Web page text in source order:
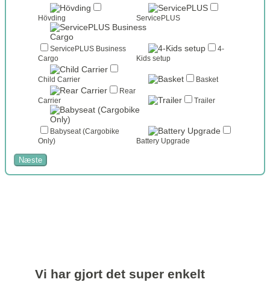
Hövding ServicePLUS
ServicePLUS Business
Cargo
4-
Kids setup
Child Carrier
Basket
Rear
Carrier
Trailer
Babyseat (Cargobike
Only)
Battery Upgrade
Næste
Vi har gjort det super enkelt